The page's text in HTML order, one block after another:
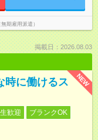
期雇用派遣）
掲載日：2026.08.03
NEW
時に働けるス
歓迎
ブランクOK